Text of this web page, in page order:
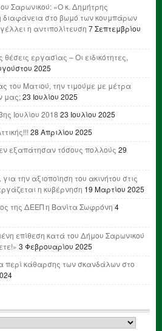
Σαρωνικού: «Ο κ. Δημήτρης
διαφάνεια στο βωμό των κουμπάρων
η αντιπολίτευση 7 Σεπτεμβρίου
εργασίας – Οι ειδικότητες,
2025
του Ματιού, την τιμούμε με μέτρα
μας;23 Ιουλίου 2025
Ιουλίου 2018 23 Ιουλίου 2025
28 Απριλίου 2025
εξαπάτησαν τόσους πολλούς 29
την αξιοποίηση του ακινήτου στις
η κυβέρνηση 19 Μαρτίου 2025
της ΔΕΕΠ η Βανίτα Σωφρόνη 4
επίθεση κατά του Δήμου Σαρωνικού
3 Φεβρουαρίου 2025
περί κάθαρσης των σκανδάλων στο